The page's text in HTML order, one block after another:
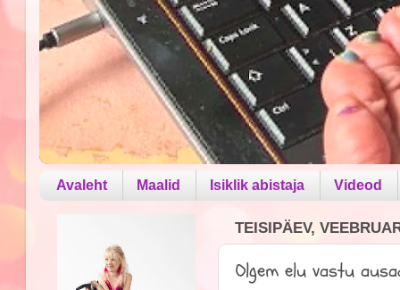
Avaleht Maalid Isiklik abistaja Videod
TEISIPÄEV,
Olgem elu vastu